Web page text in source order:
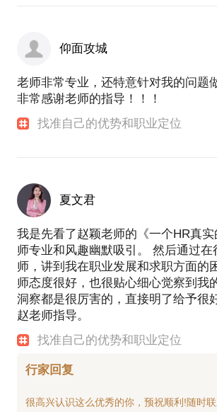
仰面攻城
老师非常专业，还特意针对我的问题
非常感谢老师的指导！！！
找准自己的优势和职业定位
夏文君
我是先看了赵颖老师的《一个HR真
师专业和风趣幽默吸引。 然后通过在
师，讲到我在职业发展和求职方面的
师态度很好，也很贴心细心觉察到我
洞察都是很厉害的，直接明了给予很
赵老师指导。
找准自己的优势和职业定位
行家回复